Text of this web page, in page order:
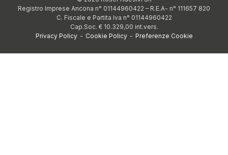
Registro Imprese Ancona n° 01144960422 – R.E.A- n° 111657 820
C. Fiscale e Partita Iva n° 01144960422
Cap.Soc. € 10.329,00 int.vers.
Preferenze Cookie
-
Cookie Policy
-
Privacy Policy